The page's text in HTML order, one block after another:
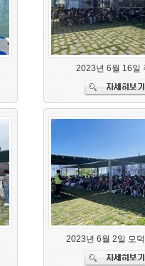
2023년 6월 16일
2023년 6월 2일 모